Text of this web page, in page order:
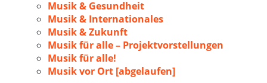
Musik & Gesundheit
Musik & Internationales
Musik & Zukunft
Musik für alle – Projektvorstellungen
Musik für alle!
Musik vor Ort [abgelaufen]